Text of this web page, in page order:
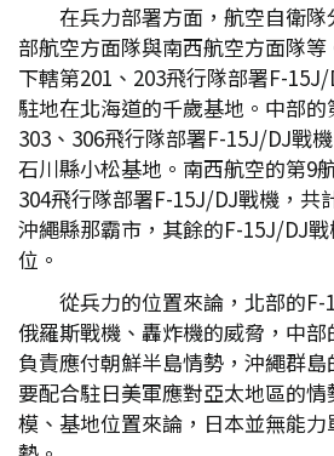
在兵力部署方面，航空自衛
部航空方面隊與南西航空方面隊
下轄第201、203飛行隊部署F-15J/
駐地在北海道的千歲基地。中部
303、306飛行隊部署F-15J/DJ戰
石川縣小松基地。南西航空的第9
304飛行隊部署F-15J/DJ戰機，共
沖繩縣那霸市，其餘的F-15J/DJ
位。
從兵力的位置來論，北部的
俄羅斯戰機、轟炸機的威脅，中
負責應付朝鮮半島情勢，沖繩群
要配合駐日美軍應對亞太地區的
模、基地位置來論，日本並無能